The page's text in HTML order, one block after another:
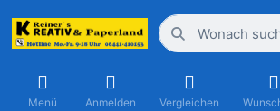
Menü Anmelden Vergleichen